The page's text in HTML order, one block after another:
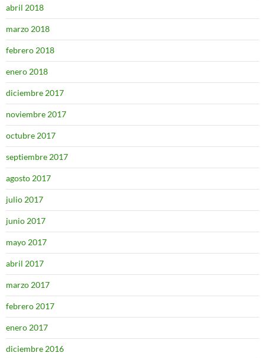
abril 2018
marzo 2018
febrero 2018
enero 2018
diciembre 2017
noviembre 2017
octubre 2017
septiembre 2017
agosto 2017
julio 2017
junio 2017
mayo 2017
abril 2017
marzo 2017
febrero 2017
enero 2017
diciembre 2016